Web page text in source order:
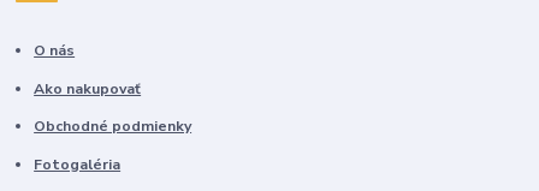
O nás
Ako nakupovať
Obchodné podmienky
Fotogaléria